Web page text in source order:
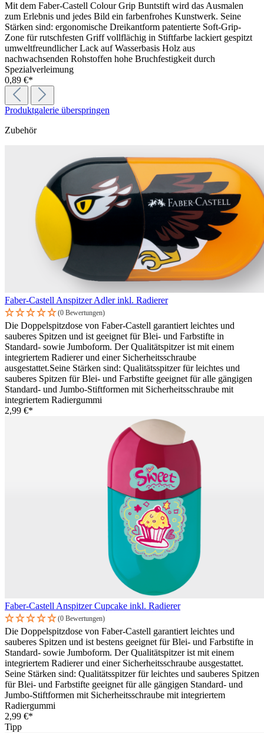
Mit dem Faber-Castell Colour Grip Buntstift wird das Ausmalen
zum Erlebnis und jedes Bild ein farbenfrohes Kunstwerk. Seine
Stärken sind: ergonomische Dreikantform patentierte Soft-Grip-
Zone für rutschfesten Griff vollflächig in Stiftfarbe lackiert gespitzt
umweltfreundlicher Lack auf Wasserbasis Holz aus
nachwachsenden Rohstoffen hohe Bruchfestigkeit durch
Spezialverleimung
0,89 €*
Produktgalerie überspringen
Zubehör
Faber-Castell Anspitzer Adler inkl. Radierer
(0 Bewertungen)
Die Doppelspitzdose von Faber-Castell garantiert leichtes und
sauberes Spitzen und ist geeignet für Blei- und Farbstifte in
Standard- sowie Jumboform. Der Qualitätspitzer ist mit einem
integriertem Radierer und einer Sicherheitsschraube
ausgestattet.Seine Stärken sind: Qualitätsspitzer für leichtes und
sauberes Spitzen für Blei- und Farbstifte geeignet für alle gängigen
Standard- und Jumbo-Stiftformen mit Sicherheitsschraube mit
integriertem Radiergummi
2,99 €*
Faber-Castell Anspitzer Cupcake inkl. Radierer
(0 Bewertungen)
Die Doppelspitzdose von Faber-Castell garantiert leichtes und
sauberes Spitzen und ist bestens geeignet für Blei- und Farbstifte in
Standard- sowie Jumboform. Der Qualitätspitzer ist mit einem
integriertem Radierer und einer Sicherheitsschraube ausgestattet.
Seine Stärken sind: Qualitätsspitzer für leichtes und sauberes Spitzen
für Blei- und Farbstifte geeignet für alle gängigen Standard- und
Jumbo-Stiftformen mit Sicherheitsschraube mit integriertem
Radiergummi
2,99 €*
Tipp